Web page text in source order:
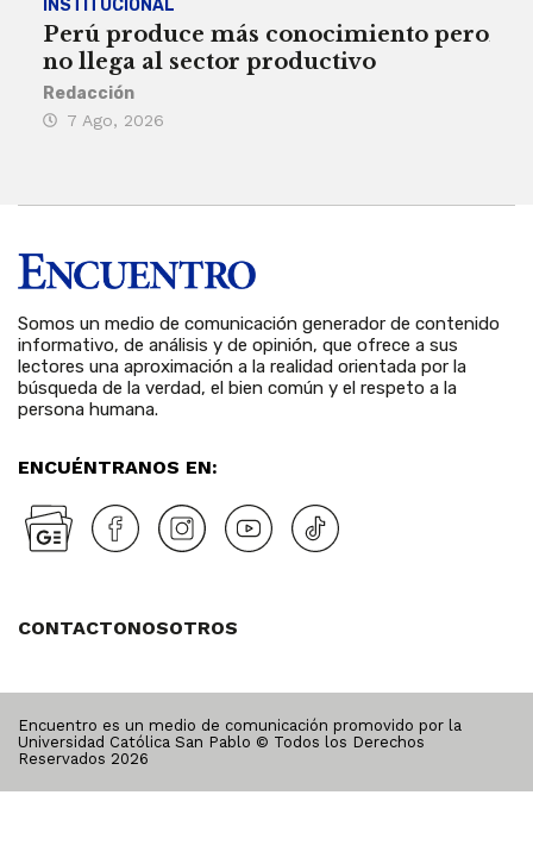
INSTITUCIONAL
Perú produce más conocimiento pero
no llega al sector productivo
Redacción
7 Ago, 2026
Somos un medio de comunicación generador de contenido
informativo, de análisis y de opinión, que ofrece a sus
lectores una aproximación a la realidad orientada por la
búsqueda de la verdad, el bien común y el respeto a la
persona humana.
ENCUÉNTRANOS EN:
CONTACTONOSOTROS
Encuentro es un medio de comunicación promovido por la
Universidad Católica San Pablo © Todos los Derechos
Reservados 2026